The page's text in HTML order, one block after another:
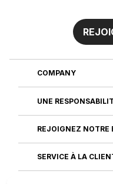
COMPANY
UNE
REJOIGNEZ NOTRE
SERVICE À LA